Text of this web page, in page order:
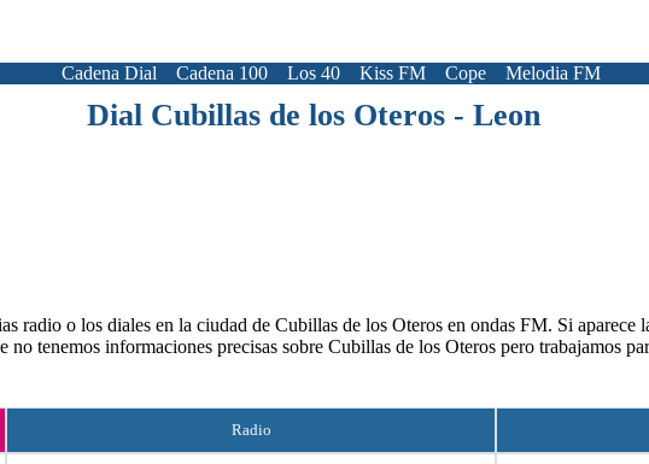
Cadena Dial Cadena 100 Los 40 Kiss FM Cope Melodia FM
Dial Cubillas de los Oteros - Leon
radio o los diales en la ciudad de Cubillas de los Oteros en ondas FM. Si aparece
no tenemos informaciones precisas sobre Cubillas de los Oteros pero trabajamos
Radio